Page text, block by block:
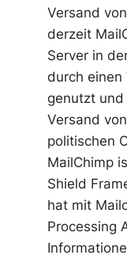
Versand
derzeit
Server in
durch einen
genutzt
Versand
politischen
MailChimp
Shield
hat mit
Processing